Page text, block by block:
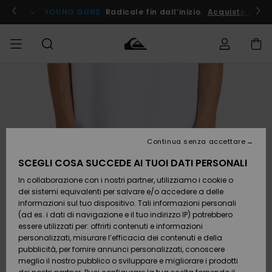
informazioni
prodotto
! YOUNG GUNS Radicale fin dall’inizio. Acquista Ora
Accessori
Calzature
e
infradito
Surf /
Acqua
BAMBINO
Accessori
Calzature
e
infradito
Surf /
Acqua
Nuovi
Da
Scoprire
Snow
SURF
Highlights
Comunità
SNOW
Shop
Snow
Shop
Donna
OUTLET
Outlet
Donna
Pagamento
Buono regalo
Quiksilver
Freedom
SCEGLI COSA SUCCEDE AI TUOI DATI PERSONALI
In collaborazione con i nostri partner, utilizziamo i cookie o
dei sistemi equivalenti per salvare e/o accedere a delle
informazioni sul tuo dispositivo. Tali informazioni personali
(ad es. i dati di navigazione e il tuo indirizzo IP) potrebbero
essere utilizzati per: offrirti contenuti e informazioni
personalizzati, misurare l’efficacia dei contenuti e della
pubblicità, per fornire annunci personalizzati, conoscere
meglio il nostro pubblico o sviluppare e migliorare i prodotti
Continua senza accettare